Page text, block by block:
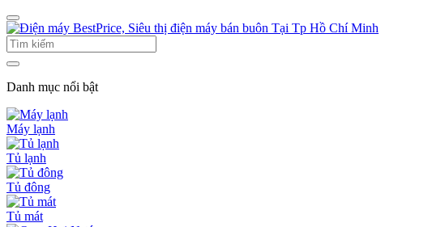
Danh mục nổi bật
Máy lạnh
Tủ lạnh
Tủ đông
Tủ mát